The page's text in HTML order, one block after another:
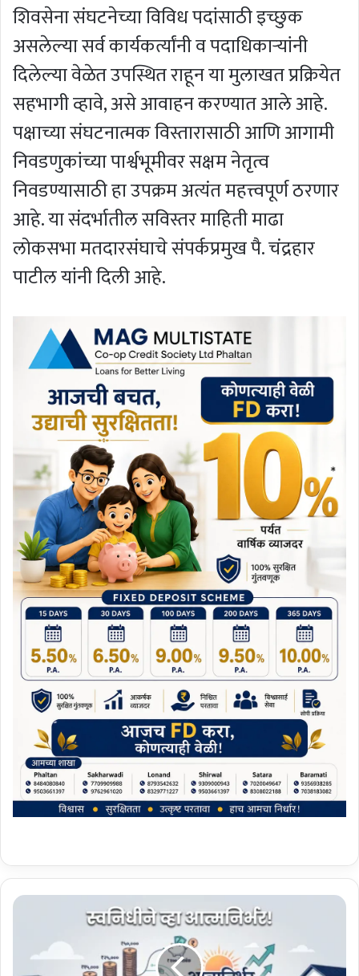
शिवसेना संघटनेच्या विविध पदांसाठी इच्छुक
असलेल्या सर्व कार्यकर्त्यांनी व पदाधिकाऱ्यांनी
दिलेल्या वेळेत उपस्थित राहून या मुलाखत प्रक्रियेत
सहभागी व्हावे, असे आवाहन करण्यात आले आहे.
पक्षाच्या संघटनात्मक विस्तारासाठी आणि आगामी
निवडणुकांच्या पार्श्वभूमीवर सक्षम नेतृत्व
निवडण्यासाठी हा उपक्रम अत्यंत महत्त्वपूर्ण ठरणार
आहे. या संदर्भातील सविस्तर माहिती माढा
लोकसभा मतदारसंघाचे संपर्कप्रमुख पै. चंद्रहार
पाटील यांनी दिली आहे.
को